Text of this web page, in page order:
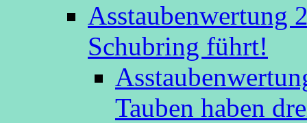
Asstaubenwertung
Schubring führt!
Tauben haben